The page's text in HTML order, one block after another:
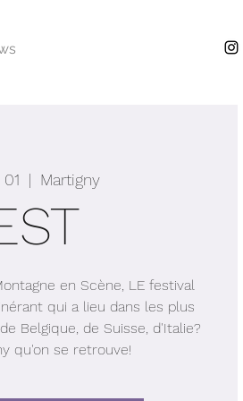
  |
Martigny
en Scène, LE festival
qui a lieu dans les plus
Belgique, de Suisse, d'Italie?
qu'on se retrouve!